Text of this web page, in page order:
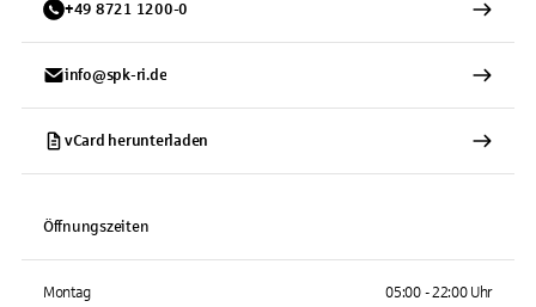
+49 8721 1200-0
info@spk-ri.de
vCard herunterladen
Öffnungszeiten
Montag 05:00 - 22:00 Uhr